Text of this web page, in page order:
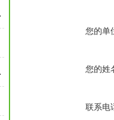
线
控制
您的单
您的姓
联系电